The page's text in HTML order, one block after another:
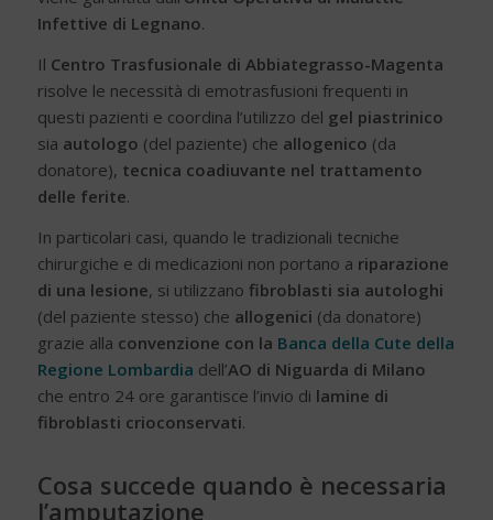
Infettive di Legnano.
Il Centro Trasfusionale di Abbiategrasso-Magenta
risolve le necessità di emotrasfusioni frequenti in
questi pazienti e coordina l’utilizzo del gel piastrinico
sia autologo (del paziente) che allogenico (da
donatore), tecnica coadiuvante nel trattamento
delle ferite.
In particolari casi, quando le tradizionali tecniche
chirurgiche e di medicazioni non portano a riparazione
di una lesione, si utilizzano fibroblasti sia autologhi
(del paziente stesso) che allogenici (da donatore)
grazie alla convenzione con la Banca della Cute della
Regione Lombardia dell’AO di Niguarda di Milano
che entro 24 ore garantisce l’invio di lamine di
fibroblasti crioconservati.
Cosa succede quando è necessaria
l’amputazione